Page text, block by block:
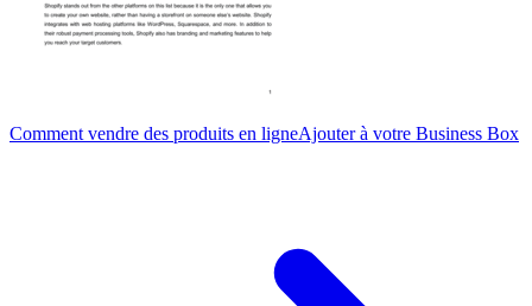
Comment vendre des produits en ligneAjouter à votre Business Box